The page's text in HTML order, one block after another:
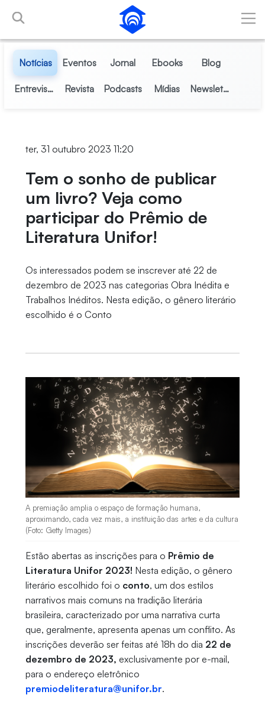
Pular para o Conteúdo principal
Notícias Eventos Jornal Ebooks Blog
Entrevistas Revista Podcasts Mídias Newsletter
ter, 31 outubro 2023 11:20
Tem o sonho de publicar
um livro? Veja como
participar do Prêmio de
Literatura Unifor!
Os interessados podem se inscrever até 22 de
dezembro de 2023 nas categorias Obra Inédita e
Trabalhos Inéditos. Nesta edição, o gênero literário
escolhido é o Conto
A premiação amplia o espaço de formação humana,
aproximando, cada vez mais, a instituição das artes e da cultura
(Foto: Getty Images)
Estão abertas as inscrições para o Prêmio de
Literatura Unifor 2023! Nesta edição, o gênero
literário escolhido foi o conto, um dos estilos
narrativos mais comuns na tradição literária
brasileira, caracterizado por uma narrativa curta
que, geralmente, apresenta apenas um conflito. As
inscrições deverão ser feitas até 18h do dia 22 de
dezembro de 2023, exclusivamente por e-mail,
para o endereço eletrônico
premiodeliteratura@unifor.br.